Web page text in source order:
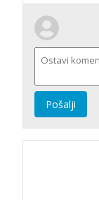
Pošalji